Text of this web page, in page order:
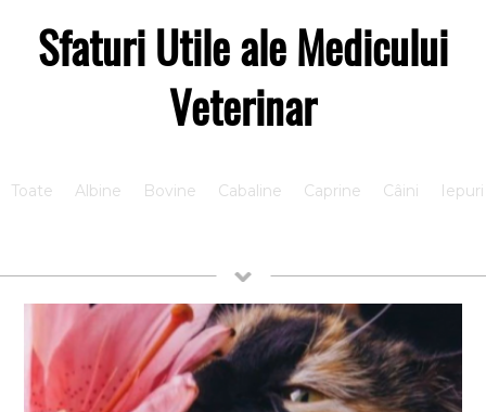
Sfaturi Utile ale Medicului
Veterinar
Toate Albine Bovine Cabaline Caprine Câini Iepuri